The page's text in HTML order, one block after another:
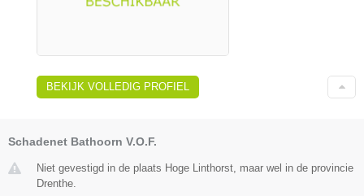
BEKIJK VOLLEDIG PROFIEL
Schadenet Bathoorn V.O.F.
Niet gevestigd in de plaats Hoge Linthorst, maar wel in de provincie
Drenthe.